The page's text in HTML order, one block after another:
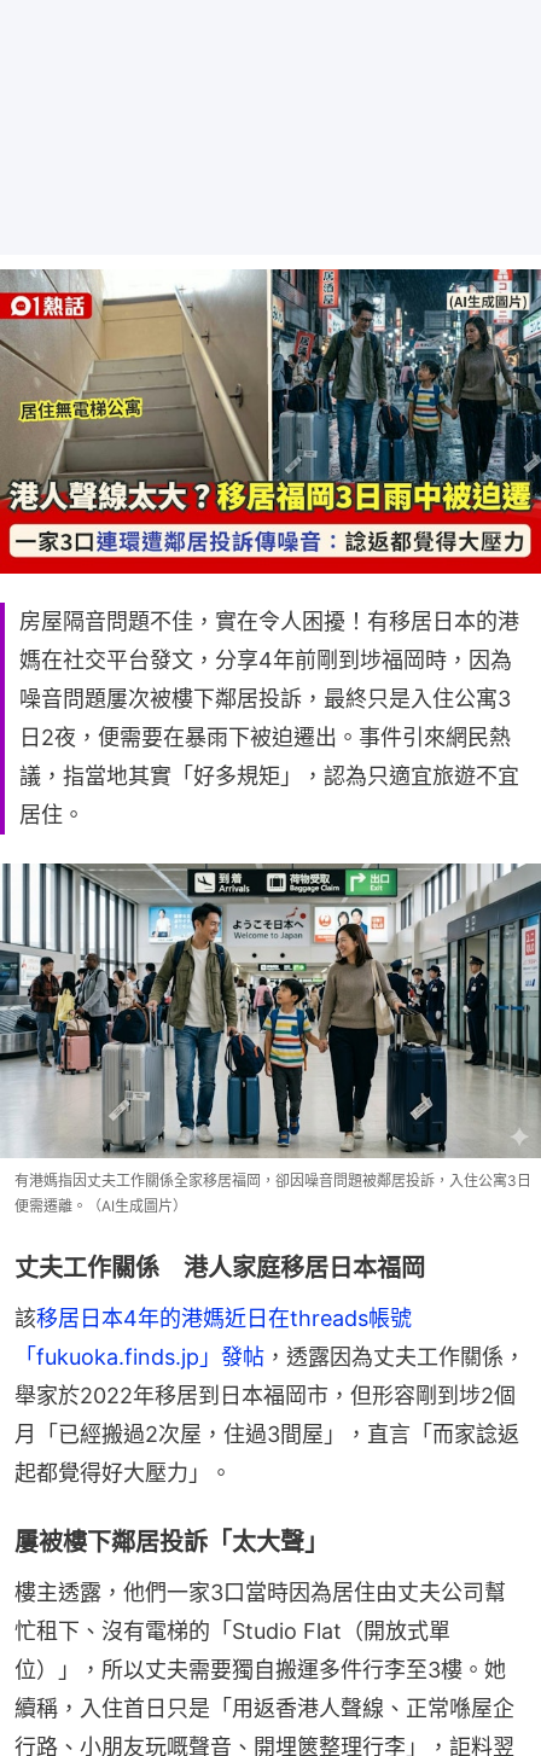
房屋隔音問題不佳，實在令人困擾！有移居日本的港
媽在社交平台發文，分享4年前剛到埗福岡時，因為
噪音問題屢次被樓下鄰居投訴，最終只是入住公寓3
日2夜，便需要在暴雨下被迫遷出。事件引來網民熱
議，指當地其實「好多規矩」，認為只適宜旅遊不宜
居住。
有港媽指因丈夫工作關係全家移居福岡，卻因噪音問題被鄰居投訴，入住公寓3日
便需遷離。（AI生成圖片）
丈夫工作關係 港人家庭移居日本福岡
該移居日本4年的港媽近日在threads帳號
「fukuoka.finds.jp」發帖 ，透露因為丈夫工作關係，
舉家於2022年移居到日本福岡市，但形容剛到埗2個
月「已經搬過2次屋，住過3間屋」，直言「而家諗返
起都覺得好大壓力」。
屢被樓下鄰居投訴「太大聲」
樓主透露，他們一家3口當時因為居住由丈夫公司幫
忙租下、沒有電梯的「Studio Flat（開放式單
位）」，所以丈夫需要獨自搬運多件行李至3樓。她
續稱，入住首日只是「用返香港人聲線、正常喺屋企
行路、小朋友玩嘅聲音、開埋篋整理行李」，詎料翌